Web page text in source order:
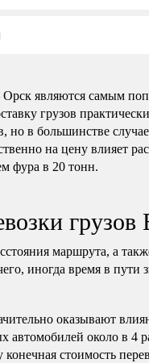
являются самым
грузов
но в большинстве
на цену влияет
фура в 20 тонн.
маршрута, а
иногда время в пути
оказывают
автомобилей около в
стоимость